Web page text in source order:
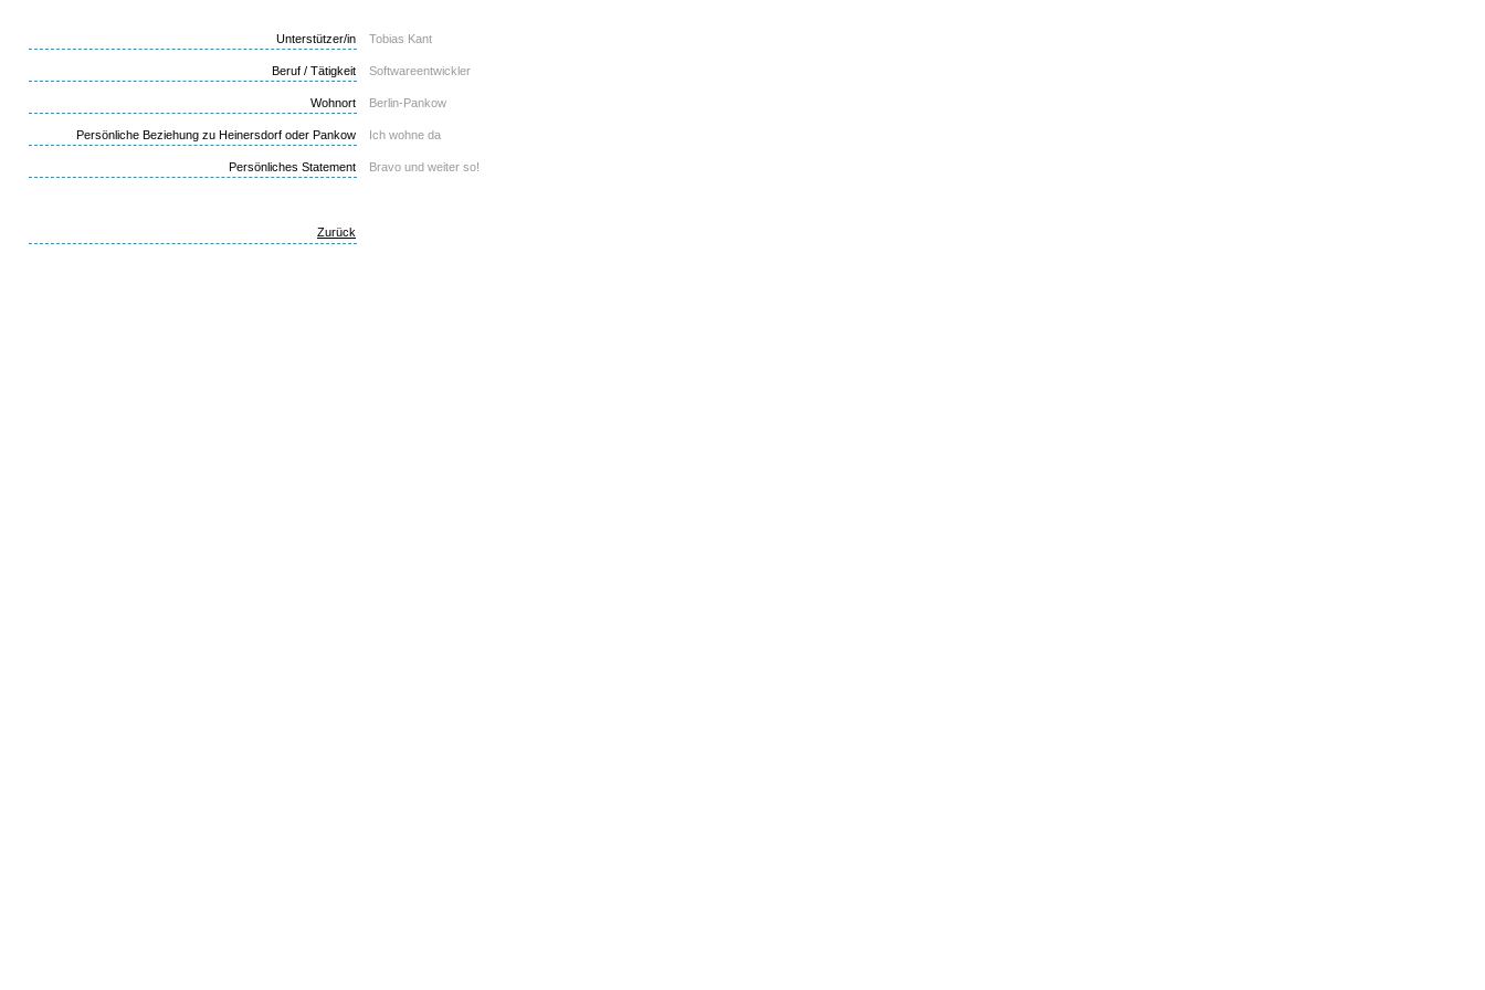
Unterstützer/in Tobias Kant
Beruf / Tätigkeit Softwareentwickler
Wohnort Berlin-Pankow
Persönliche Beziehung zu Heinersdorf oder Pankow Ich wohne da
Persönliches Statement Bravo und weiter so!
Zurück